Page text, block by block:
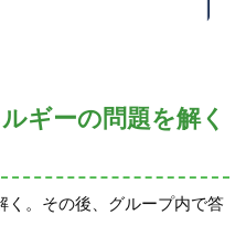
ギーの問題を解く
く。その後、グループ内で答